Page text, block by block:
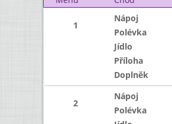
1
Nápoj
Polévka
Jídlo
Příloha
Doplněk
2
Nápoj
Polévka